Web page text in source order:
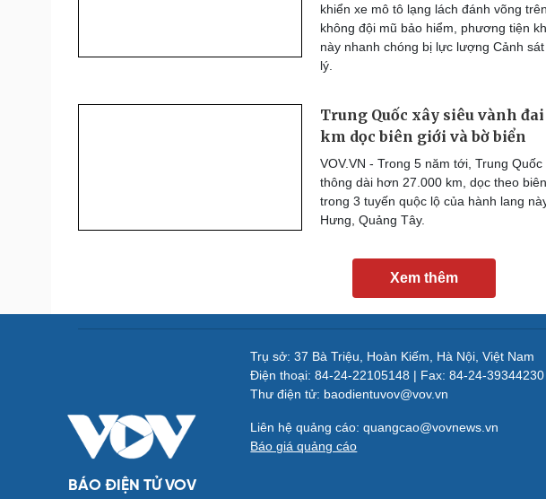
khiển xe mô tô lạng lách đánh võng
không đội mũ bảo hiểm, phương tiện
này nhanh chóng bị lực lượng Cảnh
lý.
Trung Quốc xây siêu vành
km dọc biên giới và bờ biển
VOV.VN - Trong 5 năm tới, Trung
thông dài hơn 27.000 km, dọc theo
trong 3 tuyến quộc lộ của hành lang
Hưng, Quảng Tây.
Xem thêm
BÁO ĐIỆN TỬ VOV
Trụ sở: 37 Bà Triệu, Hoàn Kiếm, Hà Nội, Việt Nam
Điện thoại: 84-24-22105148 | Fax: 84-24-39344230
Thư điện tử: baodientuvov@vov.vn
Liên hệ quảng cáo: quangcao@vovnews.vn
Báo giá quảng cáo